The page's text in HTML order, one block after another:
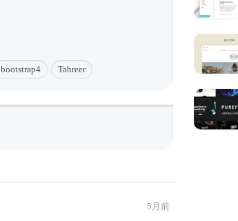
bootstrap4 Tahreer
5月前